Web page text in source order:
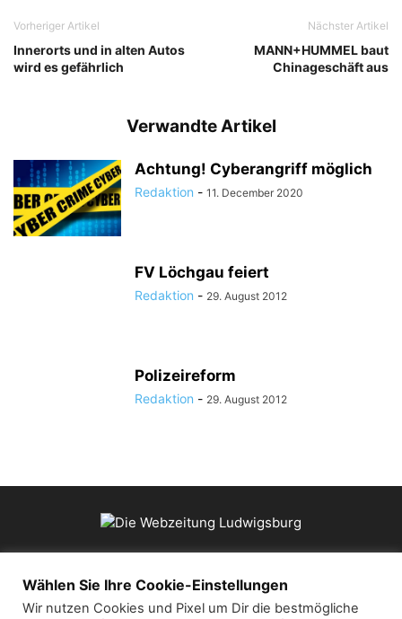
Vorheriger Artikel
Innerorts und in alten Autos
wird es gefährlich
Nächster Artikel
MANN+HUMMEL baut
Chinageschäft aus
Verwandte Artikel
Achtung! Cyberangriff möglich
Redaktion - 11. December 2020
FV Löchgau feiert
Redaktion - 29. August 2012
Polizeireform
Redaktion - 29. August 2012
ÜBER UNS
Wählen Sie Ihre Cookie-Einstellungen
Wir nutzen Cookies und Pixel um Dir die bestmögliche